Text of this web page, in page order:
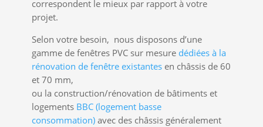
correspondent le mieux par rapport à votre
projet.
Selon votre besoin, nous disposons d’une
gamme de fenêtres PVC sur mesure dédiées à la
rénovation de fenêtre existantesen châssis de 60
et 70 mm,
ou la construction/rénovation de bâtiments et
logements BBC (logement basse
consommation)avec des châssis généralement